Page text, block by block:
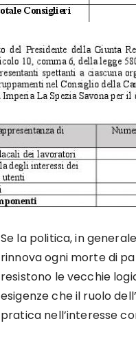
Se la politica, in
rinnova ogni morte di
resistono le vecchie
esigenze che il ruolo
pratica nell’interesse